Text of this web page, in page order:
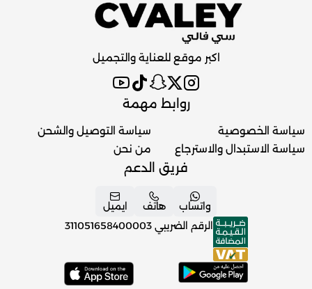
اكبر موقع للعناية والتجميل
روابط مهمة
سياسة الخصوصية
سياسة الاستبدال والاسترجاع
سياسة التوصيل والشحن
من نحن
فريق الدعم
واتساب هاتف
ايميل
الرقم الضريبي 311051658400003